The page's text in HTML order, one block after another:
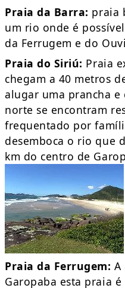
Praia da Barra: praia
um rio onde é
da Ferrugem e do
Praia do Siriú: Praia
chegam a 40 metros
alugar uma prancha e
norte se encontram
frequentado por
desemboca o rio que
km do centro de
Praia da Ferrugem: A
Garopaba esta praia